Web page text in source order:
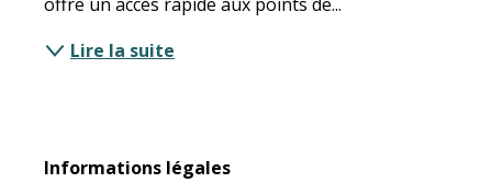
Lire la suite
Informations légales
Informations légales